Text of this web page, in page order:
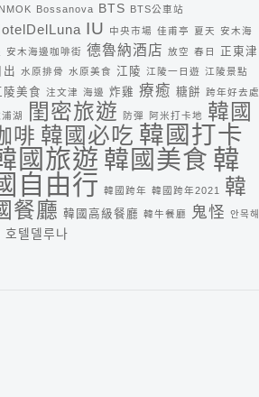
Bossanova BTS BTS公車站
IU 中央市場 佳甫亭 夏天 安木海
安木海邊咖啡街 德魯納酒店 放空 春日
正東津
出 水原排骨 水原美食 江陵 江陵一日遊 江陵景點
陵美食 注文津 海邊 炸雞 療癒 糖餅 跨年好去處
湖 閨密旅遊 防彈 阿米打卡地
韓國
啡 韓國必吃 韓國打卡
國旅遊 韓國美食 韓
自由行 韓國跨年 韓國跨年2021
韓
餐廳 韓國高級餐廳 韓牛餐廳 鬼怪 안목해
호텔델루나